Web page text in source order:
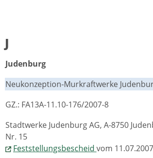
J
Judenburg
Neukonzeption-Murkraftwerke
GZ.: FA13A-11.10-176/2007-8
Stadtwerke Judenburg AG, A-8750
Nr. 15
Feststellungsbescheid vom 11.07.2007